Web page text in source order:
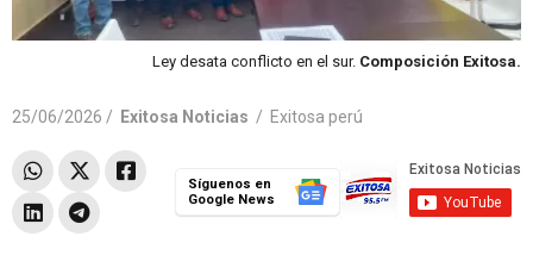
Ley desata conflicto en el sur. Composición Exitosa.
25/06/2026 / Exitosa Noticias / Exitosa perú
Síguenos en
Google News